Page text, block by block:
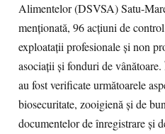
Alimentelor (DSVSA) Satu-
menționată, 96 acțiuni de
exploatații profesionale și non
asociații și fonduri de
au fost verificate următoarele
biosecuritate, zooigienă și de
documentelor de înregistrare și